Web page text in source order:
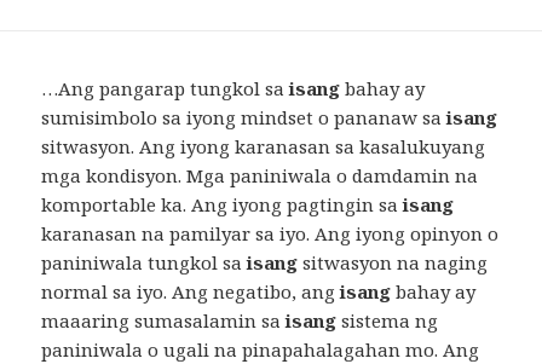
…Ang pangarap tungkol saisang bahay ay
sumisimbolo sa iyong mindset o pananaw saisang
sitwasyon. Ang iyong karanasan sa kasalukuyang
mga kondisyon. Mga paniniwala o damdamin na
komportable ka. Ang iyong pagtingin saisang
karanasan na pamilyar sa iyo. Ang iyong opinyon o
paniniwala tungkol saisang sitwasyon na naging
normal sa iyo. Ang negatibo, angisang bahay ay
maaaring sumasalamin saisang sistema ng
paniniwala o ugali na pinapahalagahan mo. Ang